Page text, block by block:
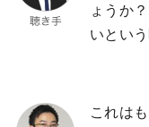
ょうか
いという
これは